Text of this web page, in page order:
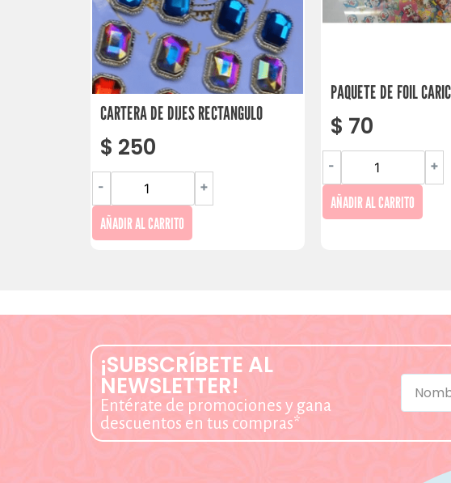
CARTERA DE DIJES RECTANGULO
$ 250
- +
AÑADIR AL CARRITO
PAQUETE DE FOIL
$ 70
- +
AÑADIR AL CARRITO
¡SUBSCRÍBETE AL
NEWSLETTER!
Entérate de promociones y gana
descuentos en tus compras*